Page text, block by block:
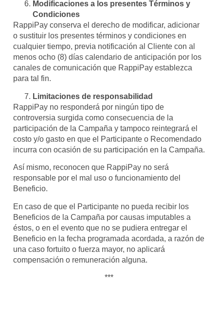
Modificaciones a los presentes Términos y
Condiciones
RappiPay conserva el derecho de modificar, adicionar
o sustituir los presentes términos y condiciones en
cualquier tiempo, previa notificación al Cliente con al
menos ocho (8) días calendario de anticipación por los
canales de comunicación que RappiPay establezca
para tal fin.
Limitaciones de responsabilidad
RappiPay no responderá por ningún tipo de
controversia surgida como consecuencia de la
participación de la Campaña y tampoco reintegrará el
costo y/o gasto en que el Participante o Recomendado
incurra con ocasión de su participación en la Campaña.
Así mismo, reconocen que RappiPay no será
responsable por el mal uso o funcionamiento del
Beneficio.
En caso de que el Participante no pueda recibir los
Beneficios de la Campaña por causas imputables a
éstos, o en el evento que no se pudiera entregar el
Beneficio en la fecha programada acordada, a razón de
una caso fortuito o fuerza mayor, no aplicará
compensación o remuneración alguna.
***